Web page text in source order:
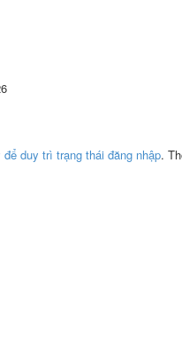
để duy trì trạng thái đăng nhập.